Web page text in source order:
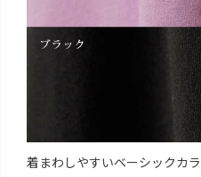
着まわしやすいベーシックカ